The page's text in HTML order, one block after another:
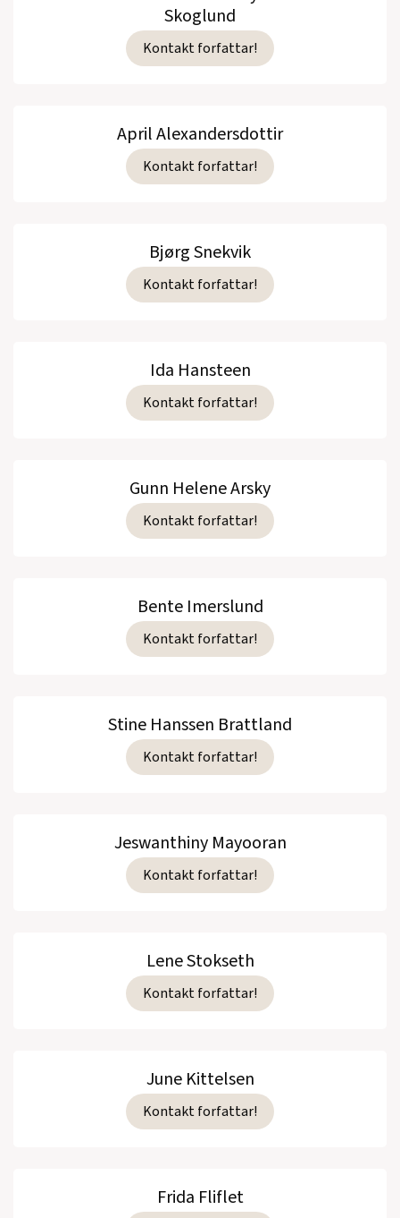
Skoglund
Kontakt forfattar!
April Alexandersdottir
Kontakt forfattar!
Bjørg Snekvik
Kontakt forfattar!
Ida Hansteen
Kontakt forfattar!
Gunn Helene Arsky
Kontakt forfattar!
Bente Imerslund
Kontakt forfattar!
Stine Hanssen Brattland
Kontakt forfattar!
Jeswanthiny Mayooran
Kontakt forfattar!
Lene Stokseth
Kontakt forfattar!
June Kittelsen
Kontakt forfattar!
Frida Fliflet